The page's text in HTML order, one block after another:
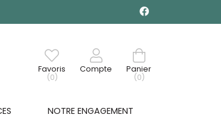
Favoris
(0)
Compte
Panier
(0)
NOTRE ENGAGEMENT